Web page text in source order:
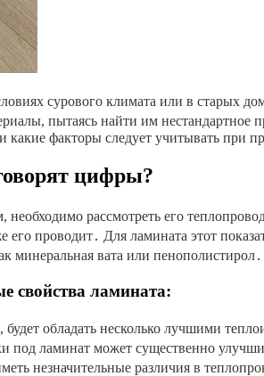
сурового климата или в
пытаясь найти им нестандартное
какие факторы следует учитывать при
цифры?
рассмотреть его
его проводит․ Для ламината этот
минеральная вата или пенополистирол․
свойства ламината:
обладать несколько лучшими
под ламинат может существенно
незначительные различия в